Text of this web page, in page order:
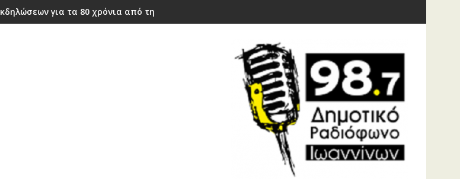
για τα 80 χρόνια από την ίδρυση του ΔΣΕ